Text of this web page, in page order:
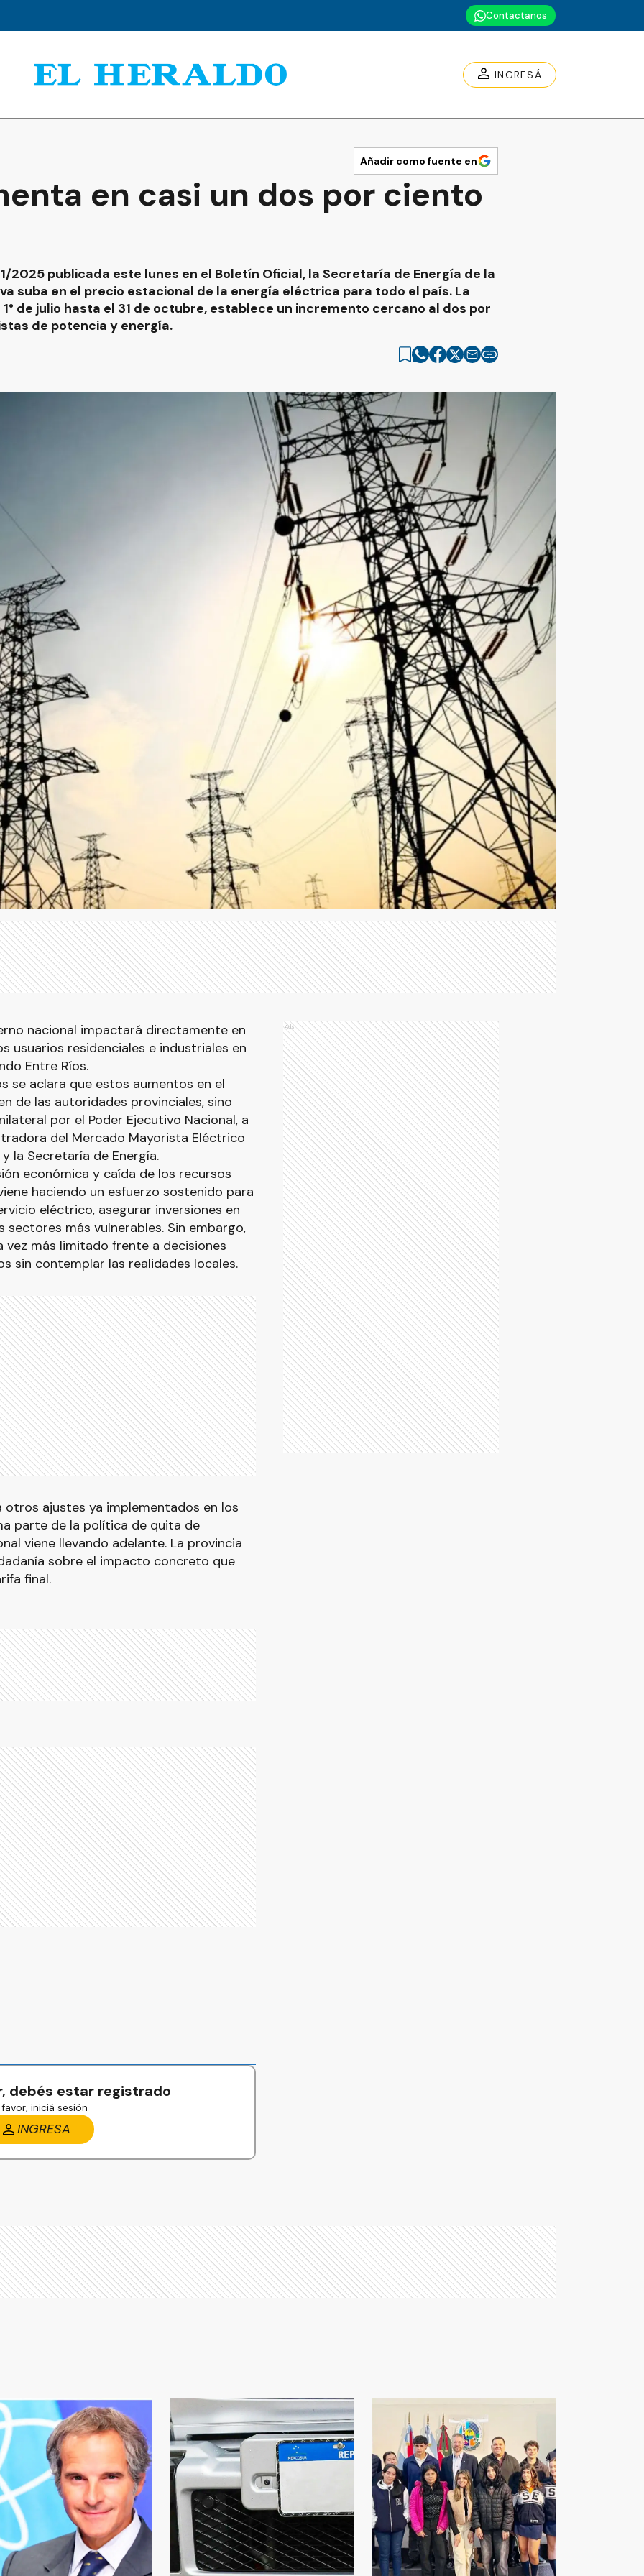
Contactanos
INGRESÁ
Añadir como fuente en
en casi un dos por ciento
2025 publicada este lunes en el Boletín Oficial, la Secretaría de Energía de la
suba en el precio estacional de la energía eléctrica para todo el país. La
de julio hasta el 31 de octubre, establece un incremento cercano al dos por
de potencia y energía.
nacional impactará directamente en
usuarios residenciales e industriales en
Entre Ríos.
se aclara que estos aumentos en el
de las autoridades provinciales, sino
por el Poder Ejecutivo Nacional, a
del Mercado Mayorista Eléctrico
la Secretaría de Energía.
económica y caída de los recursos
haciendo un esfuerzo sostenido para
eléctrico, asegurar inversiones en
más vulnerables. Sin embargo,
vez más limitado frente a decisiones
sin contemplar las realidades locales.
otros ajustes ya implementados en los
parte de la política de quita de
viene llevando adelante. La provincia
sobre el impacto concreto que
final.
debés estar registrado
iniciá sesión
INGRESA
Ads